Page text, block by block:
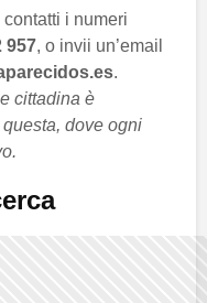
i numeri
957, o invii un’email
.
cittadina è
dove ogni